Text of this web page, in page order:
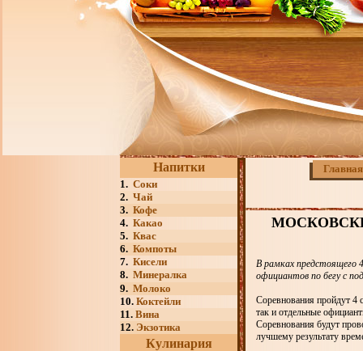
Напитки
1. Соки
2. Чай
3. Кофе
4. Какао
5. Квас
6. Компоты
7. Кисели
8. Минералка
9. Молоко
10. Коктейли
11. Вина
12. Экзотика
Кулинария
Главная
В рамках предстоящего
официантов по бегу с
Соревнования пройдут 4
так и отдельные
Соревнования будут
лучшему результату